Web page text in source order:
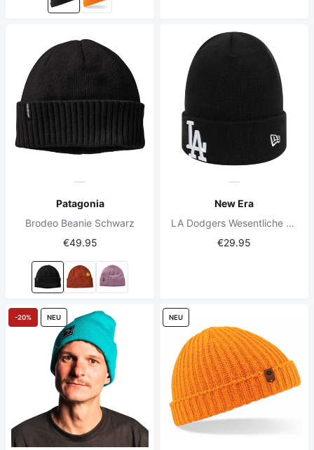
Patagonia
Brodeo Beanie Schwarz
€49.95
New Era
LA Dodgers Wesentliche Manschette Beanie schwarz
€29.95
-20% NEU NEU